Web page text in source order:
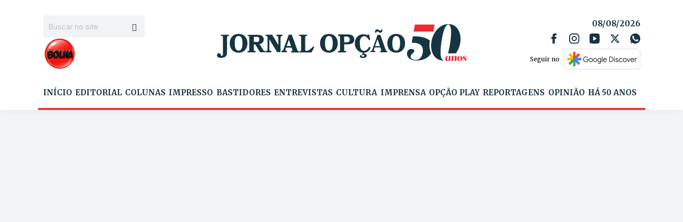
08/08/2026
Seguir no
INÍCIO EDITORIAL COLUNAS IMPRESSO BASTIDORES ENTREVISTAS CULTURA IMPRENSA OPÇÃO PLAY REPORTAGENS OPINIÃO HÁ 50 ANOS